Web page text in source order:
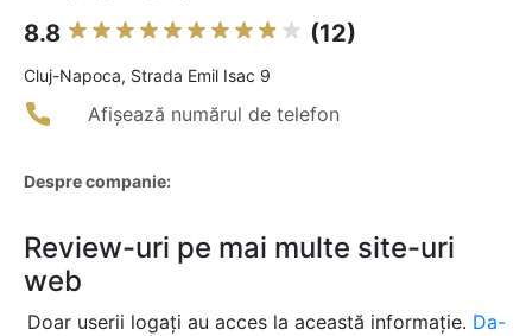
8.8 (12)
Cluj-Napoca, Strada Emil Isac 9
Afișează numărul de telefon
Despre companie:
Review-uri pe mai multe site-uri
web
Doar userii logați au acces la această informație. Da-